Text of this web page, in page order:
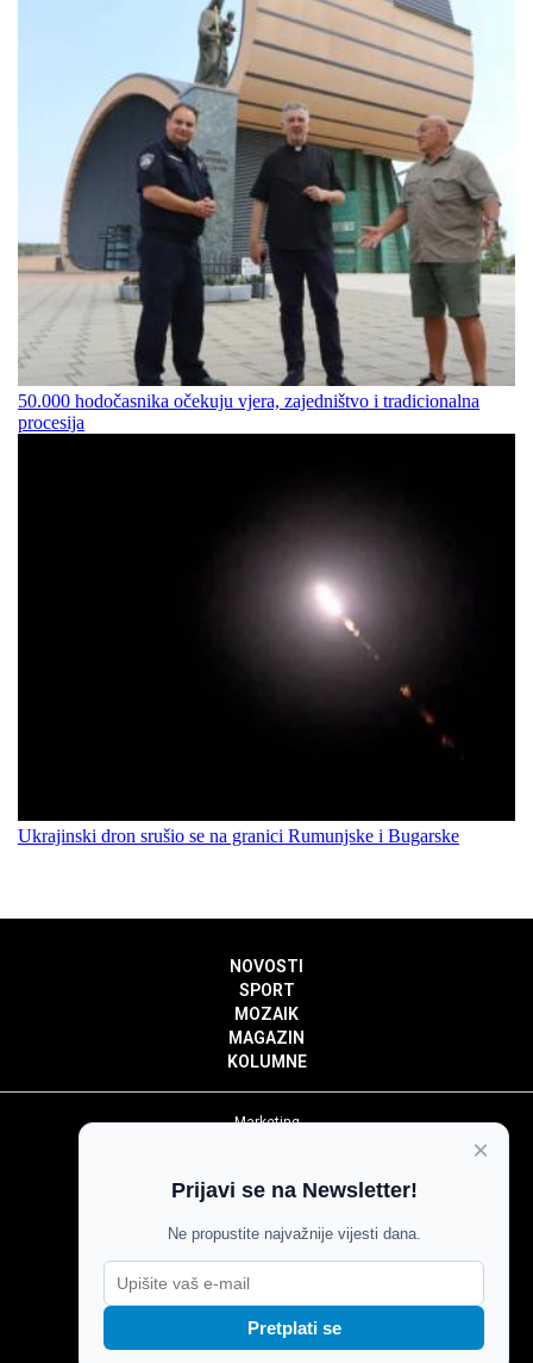
50.000 hodočasnika očekuju vjera, zajedništvo i tradicionalna
procesija
Ukrajinski dron srušio se na granici Rumunjske i Bugarske
NOVOSTI
SPORT
MOZAIK
MAGAZIN
KOLUMNE
Marketing
Impressum
Pravila komentiranja
Agroglas
×
Prijavi se na Newsletter!
Ne propustite najvažnije vijesti dana.
Pretplati se